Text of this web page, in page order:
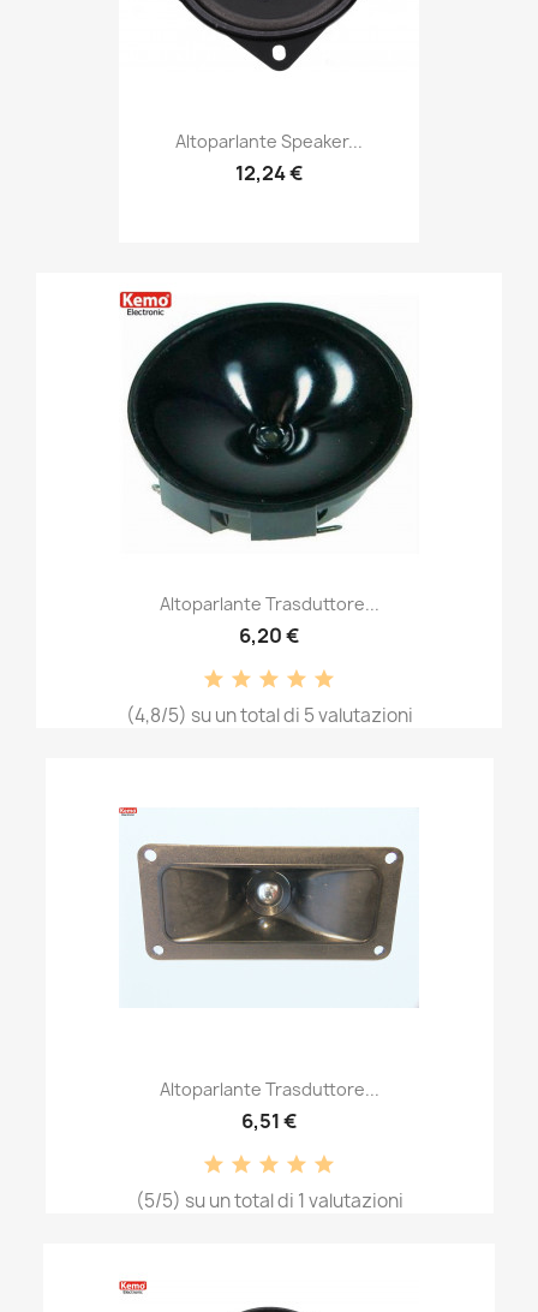
Altoparlante Speaker...
12,24 €
Altoparlante Trasduttore...
6,20 €
(4,8/5) su un total di 5 valutazioni
Altoparlante Trasduttore...
6,51 €
(5/5) su un total di 1 valutazioni